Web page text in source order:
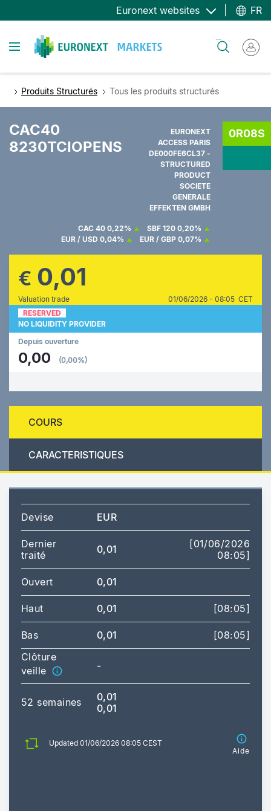
au
principal
Euronext websites FR
Toggle navigation
Produits Structurés Tous les produits structurés
CAC40
8230TCIOPENS
EURONEXT
ACCESS PARIS
DE000FE6CL37 -
STRUCTURED
PRODUCT
SOCIETE
GENERALE
EFFEKTEN GMBH
0R08S
CAC 40 0,22% SBF 120 0,20%
EUR / USD 0,04% EUR / GBP 0,07%
€ 0,01
Valuation trade
01/06/2026 - 08:05 CET
RESERVED
NO LIQUIDITY PROVIDER
Depuis ouverture
0,00 (0,00%)
COURS
CARACTERISTIQUES
Devise EUR
Dernier
traité
0,01
[01/06/2026
08:05]
Ouvert 0,01
Haut 0,01 [08:05]
Bas 0,01
[08:05]
Clôture
veille
-
52 semaines
0,01
0,01
Updated 01/06/2026 08:05 CEST
Aide